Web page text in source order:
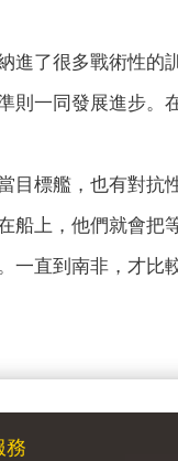
進了很多戰術性的
則一同發展進步。
目標艦，也有對
上，他們就會把
直到南非，才比
務